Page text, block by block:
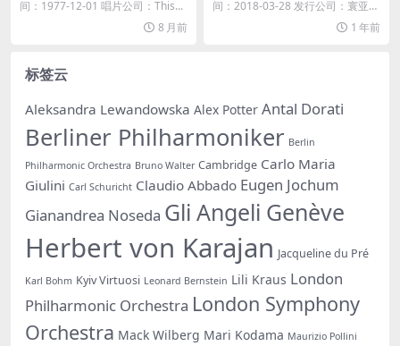
间：1977-12-01 唱片公司：This...
8 月前
间：2018-03-28 发行公司：寰亚唱
1 年前
标签云
Aleksandra Lewandowska Alex Potter Antal Dorati
Berliner Philharmoniker Berlin
Philharmonic Orchestra Bruno Walter Cambridge Carlo Maria
Giulini Carl Schuricht Claudio Abbado Eugen Jochum
Gianandrea Noseda Gli Angeli Genève
Herbert von Karajan Jacqueline du Pré
Karl Bohm Kyiv Virtuosi Leonard Bernstein Lili Kraus London
Philharmonic Orchestra London Symphony
Orchestra Mack Wilberg Mari Kodama Maurizio Pollini